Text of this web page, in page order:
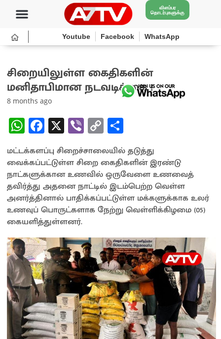
விளம்பர
தொடர்புகளுக்கு
Youtube Facebook WhatsApp
சிறையிலுள்ள கைதிகளின்
மனிதாபிமான நடவடிக்கை !
8 months ago
W
h
at
sA
p
p
Fa
ce
b
o
o
k
X Vi
b
er
C
o
py
Li
n
k
ar
e
மட்டக்களப்பு சிறைச்சாலையில் தடுத்து
வைக்கப்பட்டுள்ள சிறை கைதிகளின் இரண்டு
நாட்களுக்கான உணவில் ஒருவேளை உணவைத்
தவிர்த்து அதனை நாட்டில் இடம்பெற்ற வெள்ள
அனர்த்தினால் பாதிக்கப்பட்டுள்ள மக்களுக்காக உலர்
உணவுப் பொருட்களாக நேற்று வெள்ளிக்கிழமை (05)
கையளித்துள்ளனர்.